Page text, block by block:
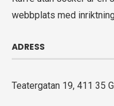
webbplats med
ADRESS
Teatergatan 19, 411 35